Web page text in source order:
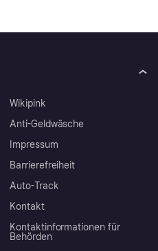
Wikipink
Anti-Geldwäsche
Impressum
Barrierefreiheit
Auto-Track
Kontakt
Kontaktinformationen für
Behörden